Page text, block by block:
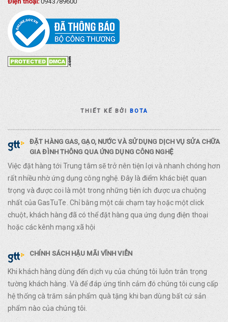
THIẾT KẾ BỞIBOTA
ĐẶT HÀNG GAS, GẠO, NƯỚC VÀ SỬ DỤNG DỊCH VỤ SỬA CHỮA
GIA ĐÌNH THÔNG QUA ỨNG DỤNG CÔNG NGHỆ
Việc đặt hàng tới Trung tâm sẽ trở nên tiện lợi và nhanh chóng hơn
rất nhiều nhờ ứng dụng công nghệ. Đây là điểm khác biệt quan
trọng và được coi là một trong những tiện ích được ưa chuộng
nhất của GasTuTe. Chỉ bằng một cái chạm tay hoặc một click
chuột, khách hàng đã có thể đặt hàng qua ứng dụng điện thoại
hoặc các kênh mạng xã hội
CHÍNH SÁCH HẬU MÃI VĨNH VIỄN
Khi khách hàng dùng đến dịch vụ của chúng tôi luôn trân trọng
tường khách hàng. Và để đáp ứng tình cảm đó chúng tôi cung cấp
hệ thống cà trăm sản phẩm quà tặng khi bạn dùng bất cứ sản
phẩm nào của chúng tôi.